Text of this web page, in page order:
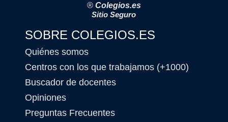
® Colegios.es
Sitio Seguro
SOBRE COLEGIOS.ES
Quiénes somos
Centros con los que trabajamos (+1000)
Buscador de docentes
Opiniones
Preguntas Frecuentes